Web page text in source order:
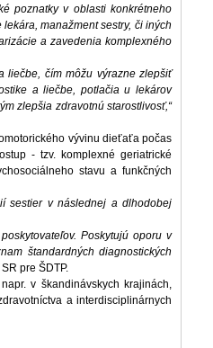
poznatky v oblasti konkrétneho
manažment sestry, či iných
a zavedenia komplexného
liečbe, čím môžu výrazne zlepšiť
a liečbe, potlačia u lekárov
zlepšia zdravotnú starostlivosť,“
vývinu dieťaťa počas
- tzv. komplexné geriatrické
stavu a funkčných
sestier v následnej a dlhodobej
Poskytujú oporu v
štandardných diagnostických
pre ŠDTP.
v škandinávskych krajinách,
a interdisciplinárnych